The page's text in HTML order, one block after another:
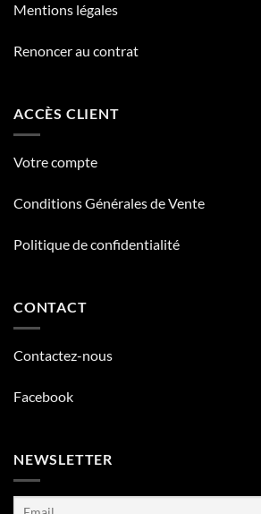
Mentions légales
Renoncer au contrat
ACCÈS CLIENT
Votre compte
Conditions Générales de Vente
Politique de confidentialité
CONTACT
Contactez-nous
Facebook
NEWSLETTER